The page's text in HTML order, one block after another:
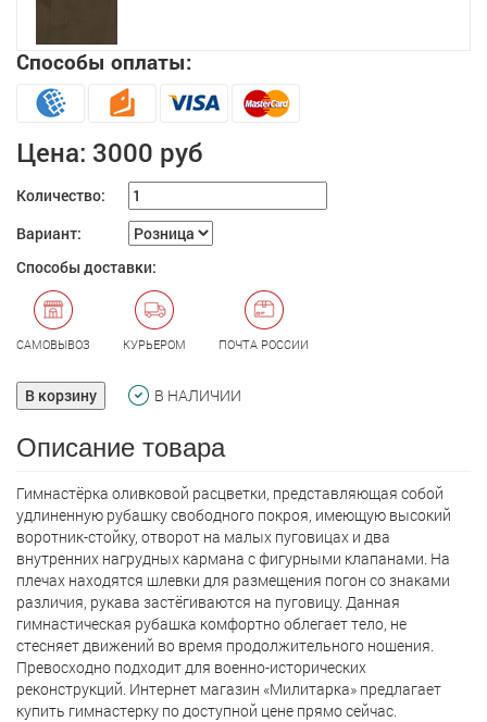
Способы оплаты:
Цена: 3000 руб
Количество:
Вариант:
Способы доставки:
САМОВЫВОЗ КУРЬЕРОМ ПОЧТА РОССИИ
В корзину В НАЛИЧИИ
Описание товара
Гимнастёрка оливковой расцветки, представляющая собой
удлиненную рубашку свободного покроя, имеющую высокий
воротник-стойку, отворот на малых пуговицах и два
внутренних нагрудных кармана с фигурными клапанами. На
плечах находятся шлевки для размещения погон со знаками
различия, рукава застёгиваются на пуговицу. Данная
гимнастическая рубашка комфортно облегает тело, не
стесняет движений во время продолжительного ношения.
Превосходно подходит для военно-исторических
реконструкций. Интернет магазин «Милитарка» предлагает
кyпить гимнастерку по доступной цене прямо сейчас.